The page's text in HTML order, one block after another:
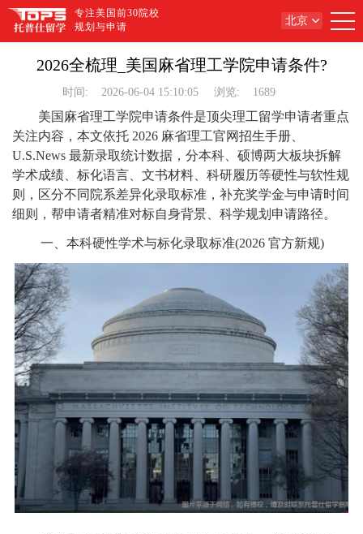
专注美国前30院校
规划与申请
北京
2026全梳理_美国麻省理工学院申请条件?
时间: 2026-06-04 15:10:05 浏览: 1689
美国麻省理工学院申请条件是顶尖理工留学申请者重点
关注内容，本文依托 2026 麻省理工官网招生手册、
U.S.News 最新录取统计数据，分本科、硕博两大板块拆解
学术成绩、标化语言、文书材料、科研履历等硬性与软性规
则，区分不同院系差异化录取标准，补充奖学金与申请时间
细则，帮申请者精准对标自身背景、科学规划申请路径。
一、本科硬性学术与标化录取标准(2026 官方新规)